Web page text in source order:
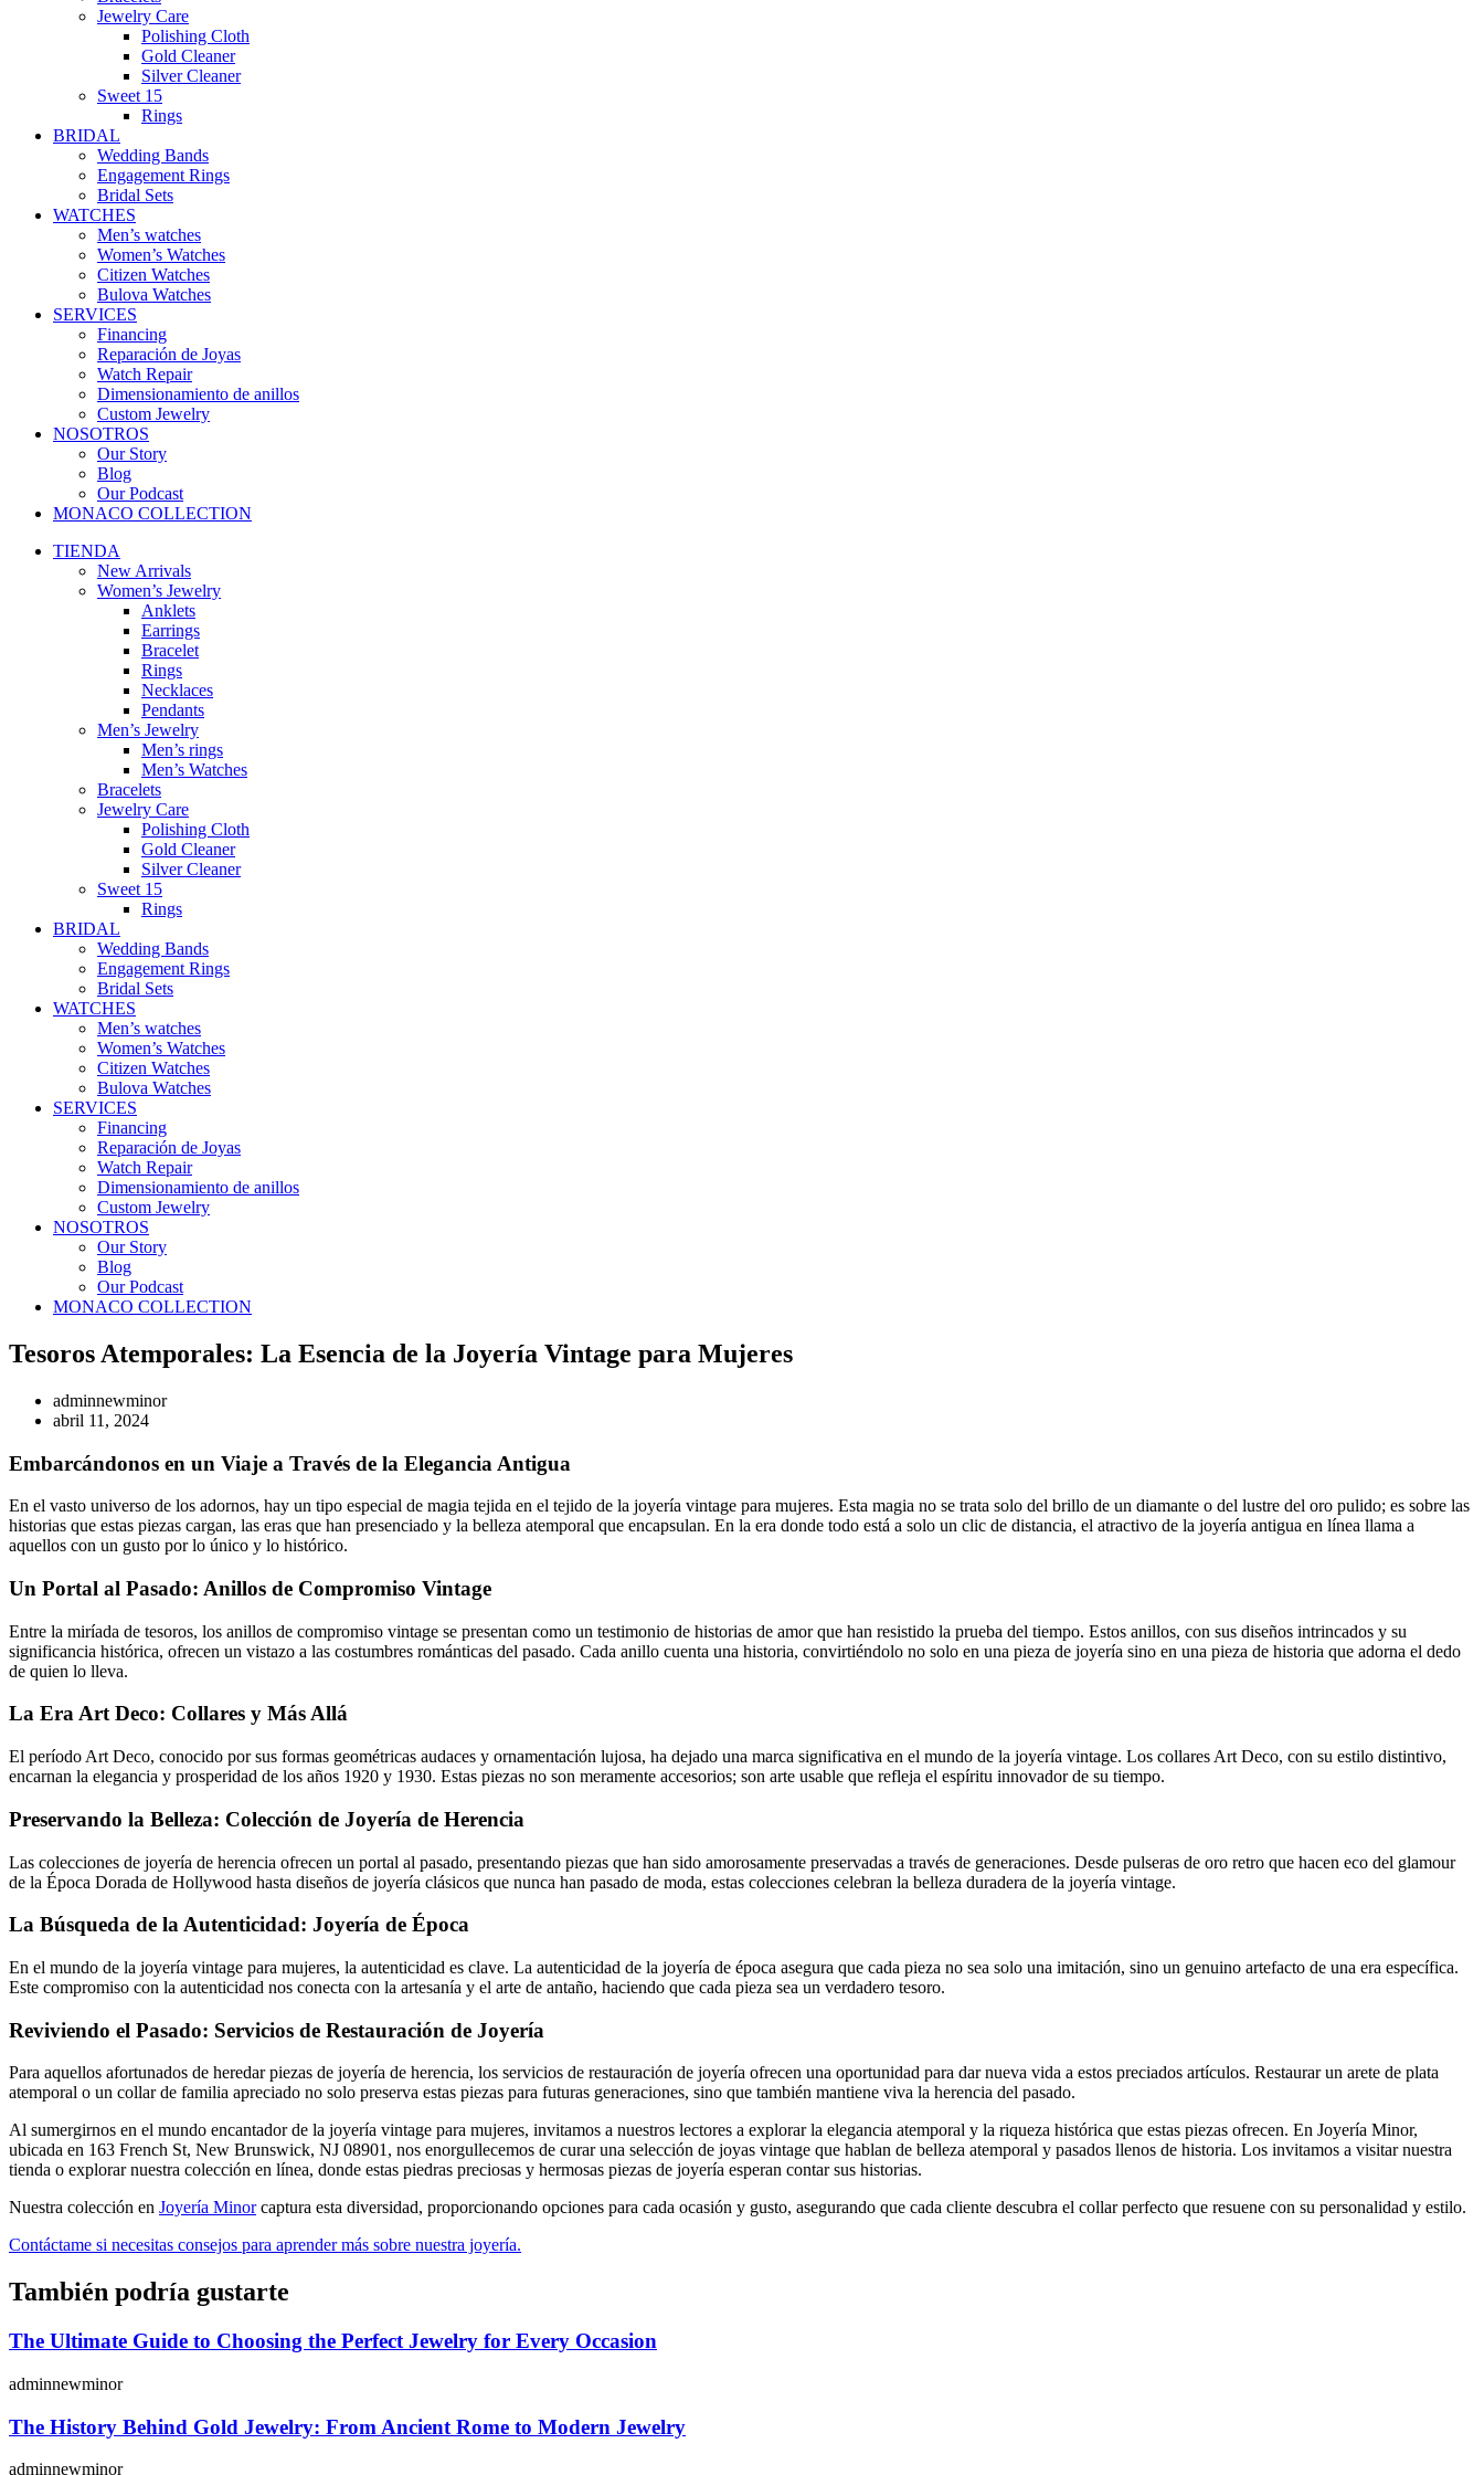
Jewelry Care
Polishing Cloth
Gold Cleaner
Silver Cleaner
Sweet 15
Rings
BRIDAL
Wedding Bands
Engagement Rings
Bridal Sets
WATCHES
Men’s watches
Women’s Watches
Citizen Watches
Bulova Watches
SERVICES
Financing
Reparación de Joyas
Watch Repair
Dimensionamiento de anillos
Custom Jewelry
NOSOTROS
Our Story
Blog
Our Podcast
MONACO COLLECTION
TIENDA
New Arrivals
Women’s Jewelry
Anklets
Earrings
Bracelet
Rings
Necklaces
Pendants
Men’s Jewelry
Men’s rings
Men’s Watches
Bracelets
Jewelry Care
Polishing Cloth
Gold Cleaner
Silver Cleaner
Sweet 15
Rings
BRIDAL
Wedding Bands
Engagement Rings
Bridal Sets
WATCHES
Men’s watches
Women’s Watches
Citizen Watches
Bulova Watches
SERVICES
Financing
Reparación de Joyas
Watch Repair
Dimensionamiento de anillos
Custom Jewelry
NOSOTROS
Our Story
Blog
Our Podcast
MONACO COLLECTION
Tesoros Atemporales: La Esencia de la Joyería Vintage para Mujeres
adminnewminor
abril 11, 2024
Embarcándonos en un Viaje a Través de la Elegancia Antigua
En el vasto universo de los adornos, hay un tipo especial de magia tejida en el tejido de la joyería vintage para mujeres. Esta magia no se trata solo del brillo de un diamante o del lustre del oro pulido; es sobre las
historias que estas piezas cargan, las eras que han presenciado y la belleza atemporal que encapsulan. En la era donde todo está a solo un clic de distancia, el atractivo de la joyería antigua en línea llama a
aquellos con un gusto por lo único y lo histórico.
Un Portal al Pasado: Anillos de Compromiso Vintage
Entre la miríada de tesoros, los anillos de compromiso vintage se presentan como un testimonio de historias de amor que han resistido la prueba del tiempo. Estos anillos, con sus diseños intrincados y su
significancia histórica, ofrecen un vistazo a las costumbres románticas del pasado. Cada anillo cuenta una historia, convirtiéndolo no solo en una pieza de joyería sino en una pieza de historia que adorna el dedo
de quien lo lleva.
La Era Art Deco: Collares y Más Allá
El período Art Deco, conocido por sus formas geométricas audaces y ornamentación lujosa, ha dejado una marca significativa en el mundo de la joyería vintage. Los collares Art Deco, con su estilo distintivo,
encarnan la elegancia y prosperidad de los años 1920 y 1930. Estas piezas no son meramente accesorios; son arte usable que refleja el espíritu innovador de su tiempo.
Preservando la Belleza: Colección de Joyería de Herencia
Las colecciones de joyería de herencia ofrecen un portal al pasado, presentando piezas que han sido amorosamente preservadas a través de generaciones. Desde pulseras de oro retro que hacen eco del glamour
de la Época Dorada de Hollywood hasta diseños de joyería clásicos que nunca han pasado de moda, estas colecciones celebran la belleza duradera de la joyería vintage.
La Búsqueda de la Autenticidad: Joyería de Época
En el mundo de la joyería vintage para mujeres, la autenticidad es clave. La autenticidad de la joyería de época asegura que cada pieza no sea solo una imitación, sino un genuino artefacto de una era específica.
Este compromiso con la autenticidad nos conecta con la artesanía y el arte de antaño, haciendo que cada pieza sea un verdadero tesoro.
Reviviendo el Pasado: Servicios de Restauración de Joyería
Para aquellos afortunados de heredar piezas de joyería de herencia, los servicios de restauración de joyería ofrecen una oportunidad para dar nueva vida a estos preciados artículos. Restaurar un arete de plata
atemporal o un collar de familia apreciado no solo preserva estas piezas para futuras generaciones, sino que también mantiene viva la herencia del pasado.
Al sumergirnos en el mundo encantador de la joyería vintage para mujeres, invitamos a nuestros lectores a explorar la elegancia atemporal y la riqueza histórica que estas piezas ofrecen. En Joyería Minor,
ubicada en 163 French St, New Brunswick, NJ 08901, nos enorgullecemos de curar una selección de joyas vintage que hablan de belleza atemporal y pasados llenos de historia. Los invitamos a visitar nuestra
tienda o explorar nuestra colección en línea, donde estas piedras preciosas y hermosas piezas de joyería esperan contar sus historias.
Nuestra colección en Joyería Minorcaptura esta diversidad, proporcionando opciones para cada ocasión y gusto, asegurando que cada cliente descubra el collar perfecto que resuene con su personalidad y estilo.
Contáctame si necesitas consejos para aprender más sobre nuestra joyería.
También podría gustarte
The Ultimate Guide to Choosing the Perfect Jewelry for Every Occasion
adminnewminor
The History Behind Gold Jewelry: From Ancient Rome to Modern Jewelry
adminnewminor